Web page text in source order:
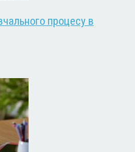
процесу в